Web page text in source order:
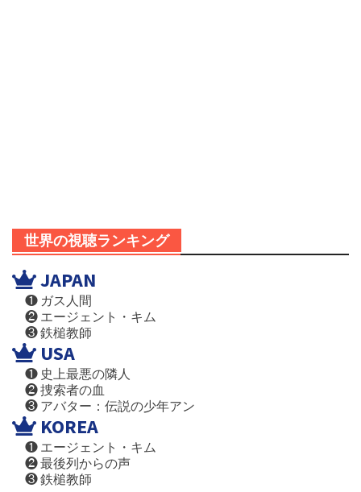
世界の視聴ランキング
JAPAN
❶ ガス人間
❷ エージェント・キム
❸ 鉄槌教師
USA
❶ 史上最悪の隣人
❷ 捜索者の血
❸ アバター：伝説の少年アン
KOREA
❶ エージェント・キム
❷ 最後列からの声
❸ 鉄槌教師